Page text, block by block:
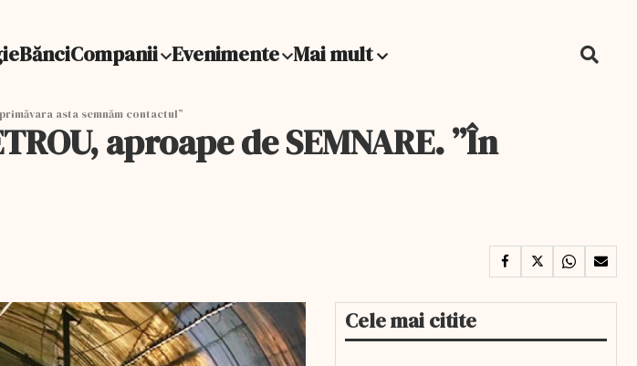
BănciCompanii Evenimente Mai mult
asta semnăm contactul”
aproape de SEMNARE. ”În
Cele mai citite